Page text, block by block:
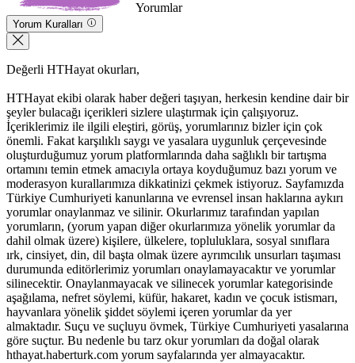
Yorumlar
Yorum Kuralları
Değerli HTHayat okurları,
HTHayat ekibi olarak haber değeri taşıyan, herkesin kendine dair bir
şeyler bulacağı içerikleri sizlere ulaştırmak için çalışıyoruz.
İçeriklerimiz ile ilgili eleştiri, görüş, yorumlarınız bizler için çok
önemli. Fakat karşılıklı saygı ve yasalara uygunluk çerçevesinde
oluşturduğumuz yorum platformlarında daha sağlıklı bir tartışma
ortamını temin etmek amacıyla ortaya koyduğumuz bazı yorum ve
moderasyon kurallarımıza dikkatinizi çekmek istiyoruz. Sayfamızda
Türkiye Cumhuriyeti kanunlarına ve evrensel insan haklarına aykırı
yorumlar onaylanmaz ve silinir. Okurlarımız tarafından yapılan
yorumların, (yorum yapan diğer okurlarımıza yönelik yorumlar da
dahil olmak üzere) kişilere, ülkelere, topluluklara, sosyal sınıflara
ırk, cinsiyet, din, dil başta olmak üzere ayrımcılık unsurları taşıması
durumunda editörlerimiz yorumları onaylamayacaktır ve yorumlar
silinecektir. Onaylanmayacak ve silinecek yorumlar kategorisinde
aşağılama, nefret söylemi, küfür, hakaret, kadın ve çocuk istismarı,
hayvanlara yönelik şiddet söylemi içeren yorumlar da yer
almaktadır. Suçu ve suçluyu övmek, Türkiye Cumhuriyeti yasalarına
göre suçtur. Bu nedenle bu tarz okur yorumları da doğal olarak
hthayat.haberturk.com yorum sayfalarında yer almayacaktır.